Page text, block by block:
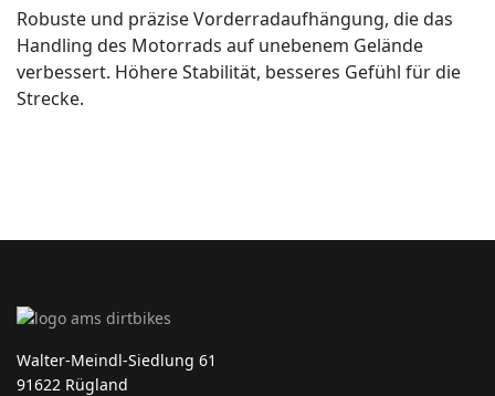
Robuste und präzise Vorderradaufhängung, die das
Handling des Motorrads auf unebenem Gelände
verbessert. Höhere Stabilität, besseres Gefühl für die
Strecke.
Walter-Meindl-Siedlung 61
91622 Rügland